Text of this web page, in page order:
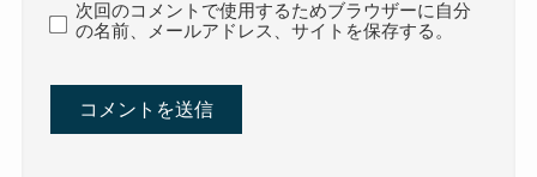
次回のコメントで使用するためブラウザーに自分
の名前、メールアドレス、サイトを保存する。